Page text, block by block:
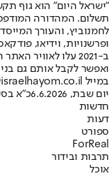
"ישראל היום" הוא גוף
ופרשנויות, וידיאו,
ב-2021 עלו
ואפשר לקבל אותם גם
במייל hayom@israelhayom.co.il.
יום שבת, 6.6.2026
כ"א
חדשות
דעות
ספורט
ForReal
תרבות ובידור
אוכל